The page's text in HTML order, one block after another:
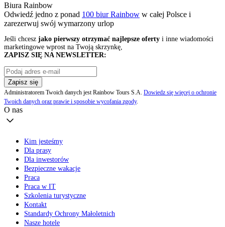
Biura Rainbow
Odwiedź jedno z ponad 100 biur Rainbow w całej Polsce i
zarezerwuj swój wymarzony urlop
Jeśli chcesz jako pierwszy otrzymać najlepsze oferty i inne wiadomości
marketingowe wprost na Twoją skrzynkę,
ZAPISZ SIĘ NA NEWSLETTER:
Zapisz się
Administratorem Twoich danych jest Rainbow Tours S.A. Dowiedz się więcej o ochronie
Twoich danych oraz prawie i sposobie wycofania zgody.
O nas
Kim jesteśmy
Dla prasy
Dla inwestorów
Bezpieczne wakacje
Praca
Praca w IT
Szkolenia turystyczne
Kontakt
Standardy Ochrony Małoletnich
Nasze hotele